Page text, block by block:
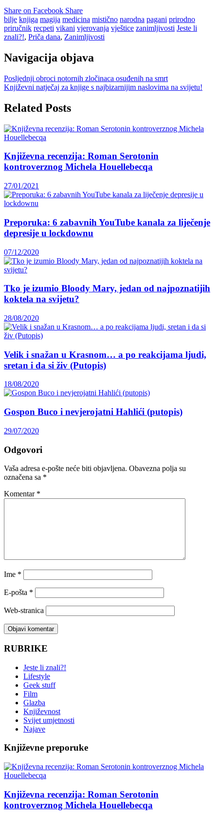
Share on Facebook Share
bilje knjiga magija medicina mistično narodna pagani prirodno
priručnik recpeti vikani vjerovanja vještice zanimljivosti Jeste li
znali?!, Priča dana, Zanimljivosti
Navigacija objava
Posljednji obroci notornih zločinaca osuđenih na smrt
Književni natječaj za knjige s najbizarnijim naslovima na svijetu!
Related Posts
Književna recenzija: Roman Serotonin
kontroverznog Michela Houellebecqa
27/01/2021
Preporuka: 6 zabavnih YouTube kanala za liječenje
depresije u lockdownu
07/12/2020
Tko je izumio Bloody Mary, jedan od najpoznatijih
koktela na svijetu?
28/08/2020
Velik i snažan u Krasnom… a po reakcijama ljudi,
sretan i da si živ (Putopis)
18/08/2020
Gospon Buco i nevjerojatni Hahlići (putopis)
29/07/2020
Odgovori
Vaša adresa e-pošte neće biti objavljena. Obavezna polja su
označena sa *
Komentar *
Ime *
E-pošta *
Web-stranica
RUBRIKE
Jeste li znali?!
Lifestyle
Geek stuff
Film
Glazba
Književnost
Svijet umjetnosti
Najave
Književne preporuke
Književna recenzija: Roman Serotonin
kontroverznog Michela Houellebecqa